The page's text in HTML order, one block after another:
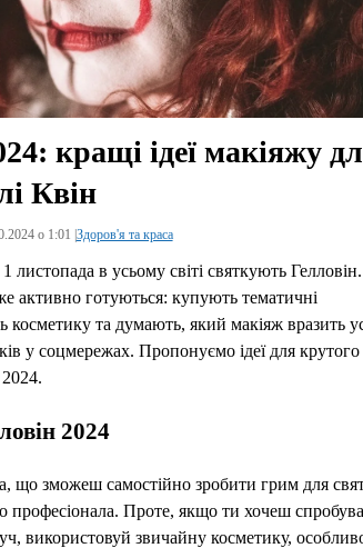
кращі ідеї макіяжу
Квін
о 1:01 | Здоров'я та краса
листопада в усьому світі святкують Гелловін.
активно готуються: купують тематичні
та думають, який макіяж вразить
у соцмережах. Пропонуємо ідеї для крутого
2024
що зможеш самостійно зробити грим для
професіонала. Проте, якщо ти хочеш
використовуй звичайну косметику,